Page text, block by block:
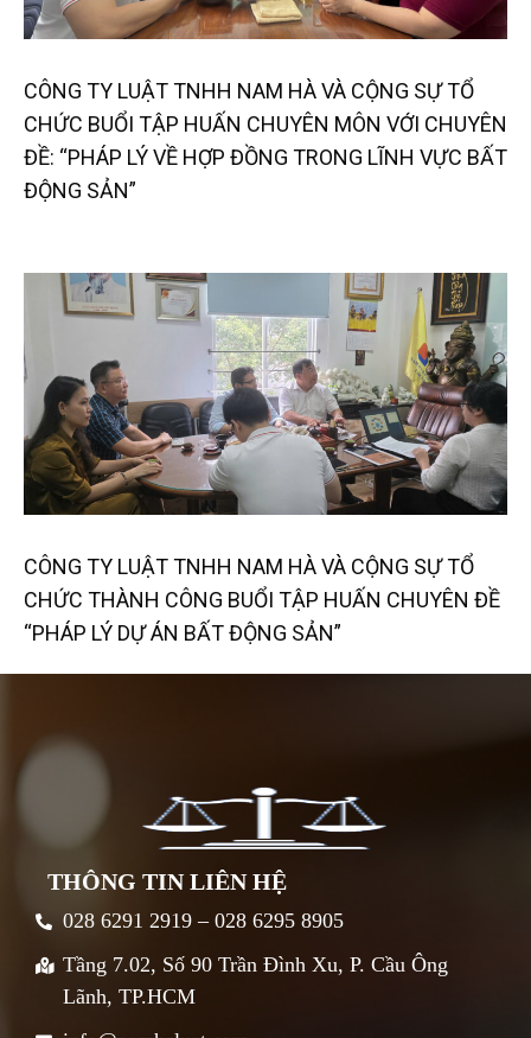
CÔNG TY LUẬT TNHH NAM HÀ VÀ CỘNG SỰ TỔ
CHỨC BUỔI TẬP HUẤN CHUYÊN MÔN VỚI CHUYÊN
ĐỀ: “PHÁP LÝ VỀ HỢP ĐỒNG TRONG LĨNH VỰC BẤT
ĐỘNG SẢN”
CÔNG TY LUẬT TNHH NAM HÀ VÀ CỘNG SỰ TỔ
CHỨC THÀNH CÔNG BUỔI TẬP HUẤN CHUYÊN ĐỀ
“PHÁP LÝ DỰ ÁN BẤT ĐỘNG SẢN”
THÔNG TIN LIÊN HỆ
028 6291 2919 – 028 6295 8905
Tầng 7.02, Số 90 Trần Đình Xu, P. Cầu Ông
Lãnh, TP.HCM